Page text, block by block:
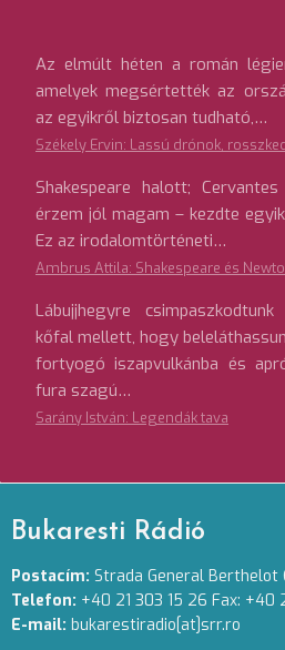
Az elmúlt héten a román
amelyek megsértették az
az egyikről biztosan tudható,…
Székely Ervin: Lassú drónok,
Shakespeare halott;
érzem jól magam – kezdte
Ez az irodalomtörténeti…
Ambrus Attila: Shakespeare és
Lábujjhegyre
kőfal mellett, hogy
fortyogó iszapvulkánba és
fura szagú…
Sarány István: Legendák tava
Bukaresti Rádió
Postacím: Strada General Berthelot
Telefon: +40 21 303 15 26 Fax: +40
E-mail: bukarestiradio[at]srr.ro